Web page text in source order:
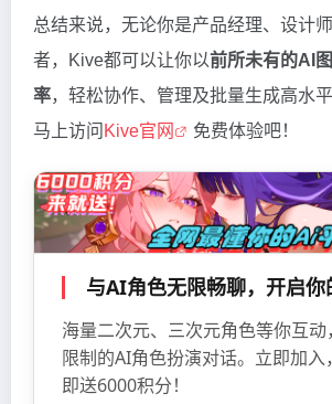
总结来说，无论你是产品经理、设计
者，Kive都可以让你以前所未有的AI
率，轻松协作、管理及批量生成高水
马上访问 Kive官网 免费体验吧！
与AI角色无限畅聊，开启你
海量二次元、三次元角色等你互
限制的AI角色扮演对话。立即加入
即送6000积分！